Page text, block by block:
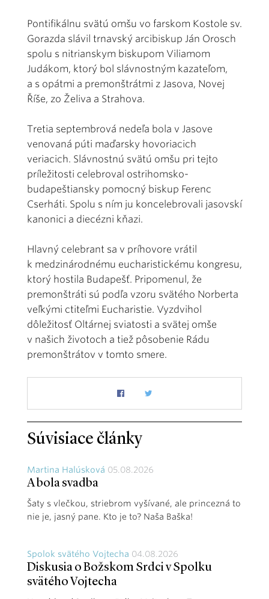
Pontifikálnu svätú omšu vo farskom Kostole sv.
Gorazda slávil trnavský arcibiskup Ján Orosch
spolu s nitrianskym biskupom Viliamom
Judákom, ktorý bol slávnostným kazateľom,
a s opátmi a premonštrátmi z Jasova, Novej
Říše, zo Želiva a Strahova.
Tretia septembrová nedeľa bola v Jasove
venovaná púti maďarsky hovoriacich
veriacich. Slávnostnú svätú omšu pri tejto
príležitosti celebroval ostrihomsko-
budapeštiansky pomocný biskup Ferenc
Cserháti. Spolu s ním ju koncelebrovali jasovskí
kanonici a diecézni kňazi.
Hlavný celebrant sa v príhovore vrátil
k medzinárodnému eucharistickému kongresu,
ktorý hostila Budapešť. Pripomenul, že
premonštráti sú podľa vzoru svätého Norberta
veľkými ctiteľmi Eucharistie. Vyzdvihol
dôležitosť Oltárnej sviatosti a svätej omše
v našich životoch a tiež pôsobenie Rádu
premonštrátov v tomto smere.
Súvisiace články
Martina Halúsková 05.08.2026
A bola svadba
Šaty s vlečkou, striebrom vyšívané, ale princezná to
nie je, jasný pane. Kto je to? Naša Baška!
Spolok svätého Vojtecha 04.08.2026
Diskusia o Božskom Srdci v Spolku
svätého Vojtecha